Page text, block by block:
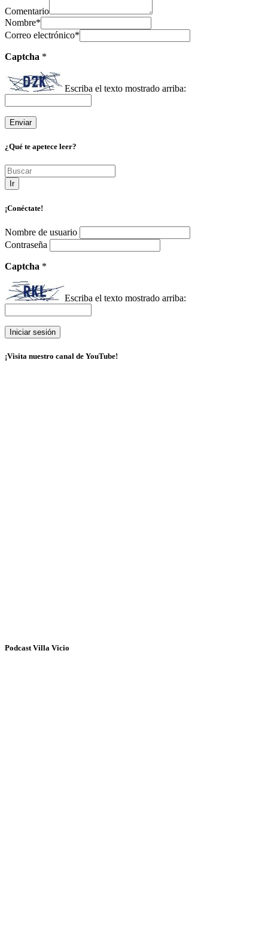
Comentario
Nombre*
Correo electrónico*
Captcha *
Escriba el texto mostrado arriba:
¿Qué te apetece leer?
Ir
¡Conéctate!
Nombre de usuario
Contraseña
Captcha *
Escriba el texto mostrado arriba:
¡Visita nuestro canal de YouTube!
Podcast Villa Vicio